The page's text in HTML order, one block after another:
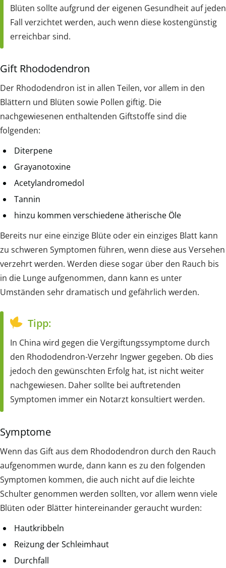
Blüten sollte aufgrund der eigenen Gesundheit auf jeden
Fall verzichtet werden, auch wenn diese kostengünstig
erreichbar sind.
Gift Rhododendron
Der Rhododendron ist in allen Teilen, vor allem in den
Blättern und Blüten sowie Pollen giftig. Die
nachgewiesenen enthaltenden Giftstoffe sind die
folgenden:
Diterpene
Grayanotoxine
Acetylandromedol
Tannin
hinzu kommen verschiedene ätherische Öle
Bereits nur eine einzige Blüte oder ein einziges Blatt kann
zu schweren Symptomen führen, wenn diese aus Versehen
verzehrt werden. Werden diese sogar über den Rauch bis
in die Lunge aufgenommen, dann kann es unter
Umständen sehr dramatisch und gefährlich werden.
Tipp:
In China wird gegen die Vergiftungssymptome durch
den Rhododendron-Verzehr Ingwer gegeben. Ob dies
jedoch den gewünschten Erfolg hat, ist nicht weiter
nachgewiesen. Daher sollte bei auftretenden
Symptomen immer ein Notarzt konsultiert werden.
Symptome
Wenn das Gift aus dem Rhododendron durch den Rauch
aufgenommen wurde, dann kann es zu den folgenden
Symptomen kommen, die auch nicht auf die leichte
Schulter genommen werden sollten, vor allem wenn viele
Blüten oder Blätter hintereinander geraucht wurden:
Hautkribbeln
Reizung der Schleimhaut
Durchfall